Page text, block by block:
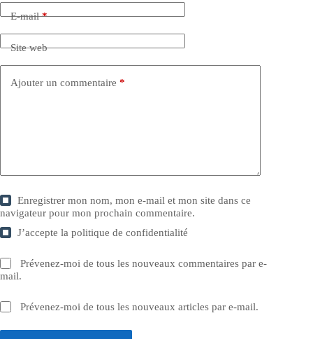
E-mail*
Site web
Ajouter un commentaire *
Enregistrer mon nom, mon e-mail et mon site dans ce
navigateur pour mon prochain commentaire.
J’accepte lapolitique de confidentialité
Prévenez-moi de tous les nouveaux commentaires par e-
mail.
Prévenez-moi de tous les nouveaux articles par e-mail.